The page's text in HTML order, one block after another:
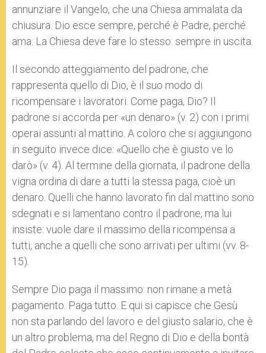
annunziare il Vangelo, che una Chiesa ammalata da
chiusura. Dio esce sempre, perché è Padre, perché
ama. La Chiesa deve fare lo stesso: sempre in uscita.
Il secondo atteggiamento del padrone, che
rappresenta quello di Dio, è il suo modo di
ricompensare i lavoratori. Come paga, Dio? Il
padrone si accorda per «un denaro» (v. 2) con i primi
operai assunti al mattino. A coloro che si aggiungono
in seguito invece dice: «Quello che è giusto ve lo
darò» (v. 4). Al termine della giornata, il padrone della
vigna ordina di dare a tutti la stessa paga, cioè un
denaro. Quelli che hanno lavorato fin dal mattino sono
sdegnati e si lamentano contro il padrone, ma lui
insiste: vuole dare il massimo della ricompensa a
tutti, anche a quelli che sono arrivati per ultimi (vv. 8-
15).
Sempre Dio paga il massimo: non rimane a metà
pagamento. Paga tutto. E qui si capisce che Gesù
non sta parlando del lavoro e del giusto salario, che è
un altro problema, ma del Regno di Dio e della bontà